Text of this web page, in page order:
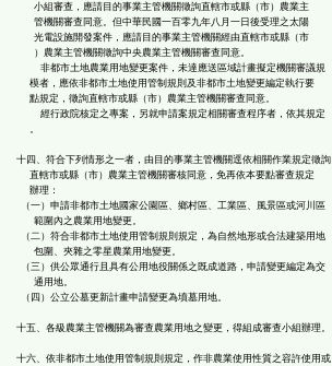
小組審查，應請目的事業主管機關徵詢直轄市或縣（市）農業主
管機關審查同意。但中華民國一百零九年八月一日後受理之太陽
光電設施開發案件，應請目的事業主管機關經由直轄市或縣（市
）農業主管機關徵詢中央農業主管機關審查同意。
非都市土地農業用地變更案件，未達應送區域計畫擬定機關審議規
模者，應依非都市土地使用管制規則及非都市土地變更編定執行要
點規定，徵詢直轄市或縣（市）農業主管機關審查同意。
經行政院核定之專案，另就申請案規定相關審查程序者，依其規定
。
十四、符合下列情形之一者，由目的事業主管機關逕依相關作業規定徵詢
直轄市或縣（市）農業主管機關審核同意，免再依本要點審查規定
辦理：
（一）申請非都市土地國家公園區、鄉村區、工業區、風景區或河川區
範圍內之農業用地變更。
（二）符合非都市土地使用管制規則規定，為自然地形或合法建築用地
包圍、夾雜之零星農業用地變更。
（三）供公眾通行且具有公用地役關係之既成道路，申請變更編定為交
通用地。
（四）公立公墓更新計畫申請變更為墳墓用地。
十五、各級農業主管機關為審查農業用地之變更，得組成審查小組辦理。
十六、依非都市土地使用管制規則規定，作非農業使用性質之容許使用或